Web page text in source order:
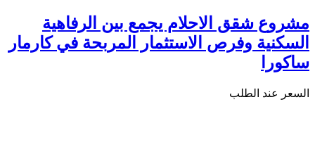
مشروع شقق الاحلام يجمع بين الرفاهية
السكنية وفرص الاستثمار المربحة في كارمار
ساكورا
السعر عند الطلب